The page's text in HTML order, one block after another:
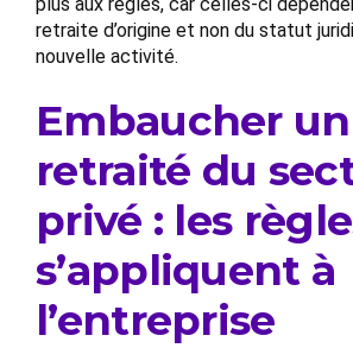
retraite d’origine et non du statut
nouvelle activité.
Embaucher un
retraité du
privé : les
s’appliquent à
l’entreprise